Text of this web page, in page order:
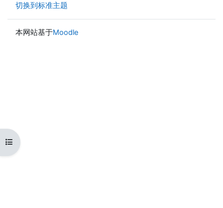
打开课程索引
切换到标准主题
本网站基于Moodle